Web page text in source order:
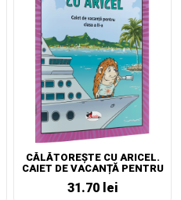
CĂLĂTOREȘTE CU ARICEL.
CAIET DE VACANȚĂ PENTRU
CLASA II
31.70 lei